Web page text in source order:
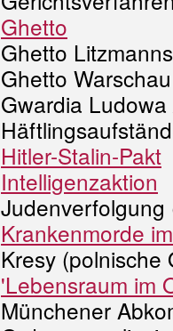
Ghetto
Ghetto
Ghetto
Gwardia
Hitler-Stalin-Pakt
Intelligenzaktion
Judenverfolgung
Krankenmorde
Kresy (polnische
'Lebensraum im
Münchener